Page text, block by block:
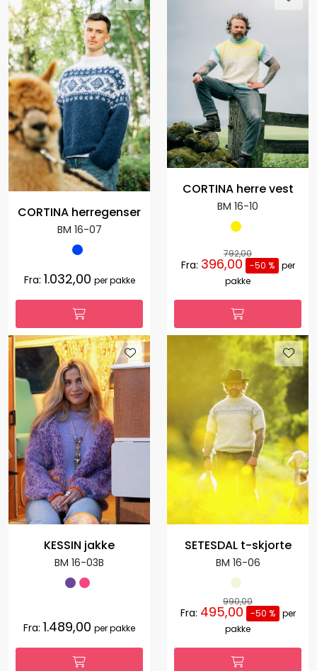
CORTINA herregenser
BM 16-07
Fra: 1.032,00 per pakke
CORTINA herre vest
BM 16-10
792,00
Fra: 396,00 -50 %
per
pakke
KESSIN jakke
BM 16-03B
Fra: 1.489,00 per pakke
SETESDAL t-skjorte
BM 16-06
990,00
Fra: 495,00 -50 %
per
pakke